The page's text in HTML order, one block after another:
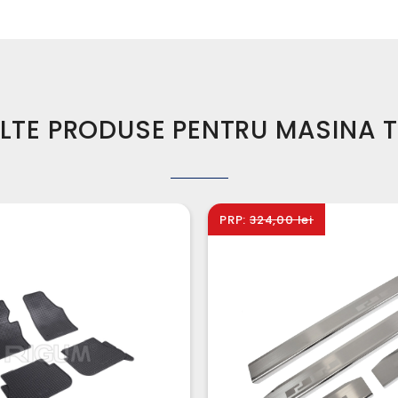
PRODUSE PENTRU MASINA
PRP: 324,00 lei